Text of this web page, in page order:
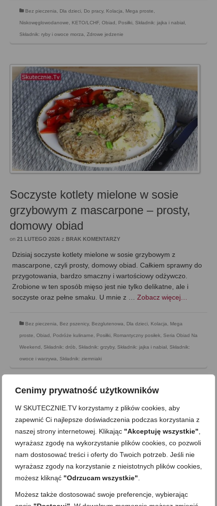
Cenimy prywatność użytkowników
W SKUTECZNIE.TV korzystamy z plików cookies, aby
zapewnić Ci najlepsze doświadczenia podczas korzystania z
naszej strony internetowej. Klikając "Akceptuję wszystkie"
wyrażasz zgodę na wykorzystanie plików cookies, co pozwoli
nam dostosować treści i oferty do Twoich potrzeb. Jeśli nie
wyrażasz zgody na korzystanie z nieistotnych plików cookies,
możesz kliknąć "Odrzucam wszystkie"
Możesz także dostosować swoje preferencje, wybierając
Bez pieczenia Dla dzieci Do pracy, Kolacja Mega proste
Niskowęglowodanowe, KETO/LCHF, Obiad Posiłki Składnik: jajka i nabiał
Składnik: ryby i owoce morza Zdrowe jedzenie
Soczyste kotlety mielone w sosie
grzybowym z mascarpone – prosty,
domowy obiad
on 21 LUTEGO 2026 z BRAK KOMENTARZY
Dzisiaj soczyste kotlety mielone w sosie grzybowym z
mascarpone, czyli prosty, domowy obiad. Całkiem sprawny do
przygotowania, bardzo smaczny i wartościowy odżywczo.
Zrobione w ten sposób mięso jest nie tylko delikatne, ale i
soczyste oraz pełne smaku. U mnie z … Zobacz więcej…
Bez pieczenia, Bez pszenicy, Bezglutenowa, Dla dzieci, Kolacja, Mega
proste, Obiad , Podróże kulinarne, Posiłki, Romantyczny posiłek, Seria Obiad Na
Weekend , Składnik: drób, Składnik: grzyby, Składnik: jajka i nabiał, Składnik:
owoce i warzywa, Składnik: ziemniaki